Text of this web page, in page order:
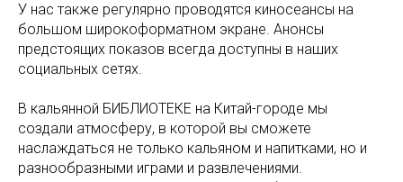
У нас также регулярно проводятся киносеансы на
большом широкоформатном экране. Анонсы
предстоящих показов всегда доступны в наших
социальных сетях.
В кальянной БИБЛИОТЕКЕ на Китай-городе мы
создали атмосферу, в которой вы сможете
наслаждаться не только кальяном и напитками, но и
разнообразными играми и развлечениями.